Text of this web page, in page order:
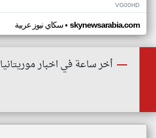
VG00HD
سكاي نيوز عربية• skynewsarabia.com
أخر ساعة في اخبار موريتانيا